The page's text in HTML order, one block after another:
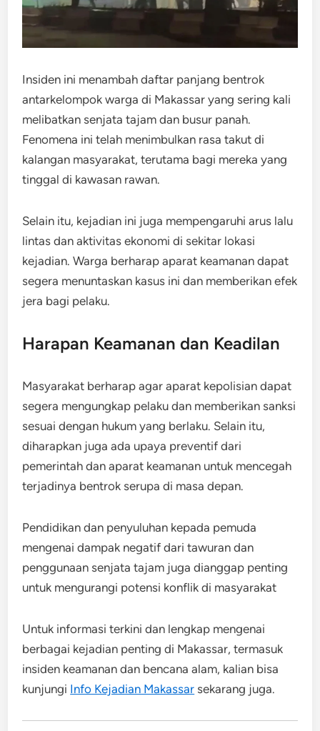
Insiden ini menambah daftar panjang bentrok
antarkelompok warga di Makassar yang sering kali
melibatkan senjata tajam dan busur panah.
Fenomena ini telah menimbulkan rasa takut di
kalangan masyarakat, terutama bagi mereka yang
tinggal di kawasan rawan.
Selain itu, kejadian ini juga mempengaruhi arus lalu
lintas dan aktivitas ekonomi di sekitar lokasi
kejadian. Warga berharap aparat keamanan dapat
segera menuntaskan kasus ini dan memberikan efek
jera bagi pelaku.
Harapan Keamanan dan Keadilan
Masyarakat berharap agar aparat kepolisian dapat
segera mengungkap pelaku dan memberikan sanksi
sesuai dengan hukum yang berlaku. Selain itu,
diharapkan juga ada upaya preventif dari
pemerintah dan aparat keamanan untuk mencegah
terjadinya bentrok serupa di masa depan.
Pendidikan dan penyuluhan kepada pemuda
mengenai dampak negatif dari tawuran dan
penggunaan senjata tajam juga dianggap penting
untuk mengurangi potensi konflik di masyarakat
Untuk informasi terkini dan lengkap mengenai
berbagai kejadian penting di Makassar, termasuk
insiden keamanan dan bencana alam, kalian bisa
kunjungi Info Kejadian Makassar sekarang juga.